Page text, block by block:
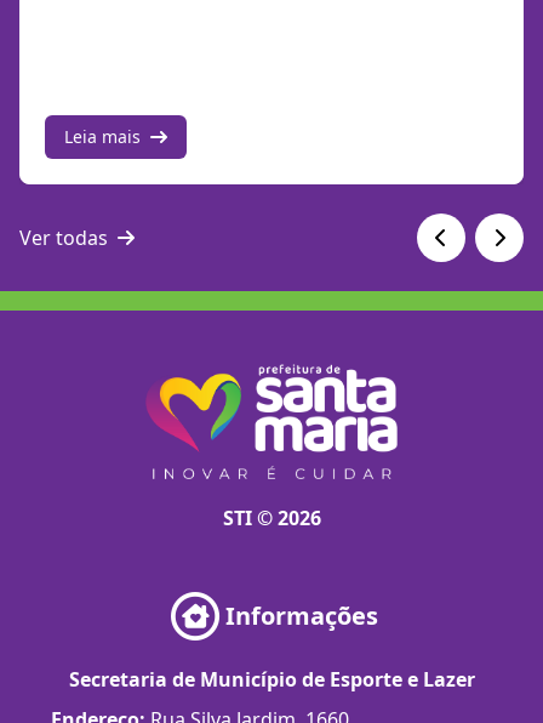
Leia mais
Ver todas
STI © 2026
Informações
Secretaria de Município de Esporte e Lazer